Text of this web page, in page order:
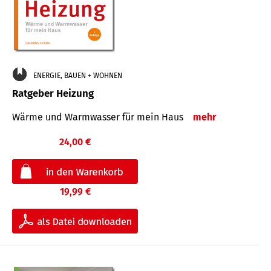
ENERGIE, BAUEN + WOHNEN
Ratgeber Heizung
Wärme und Warmwasser für mein Haus mehr
24,00 €
19,99 €